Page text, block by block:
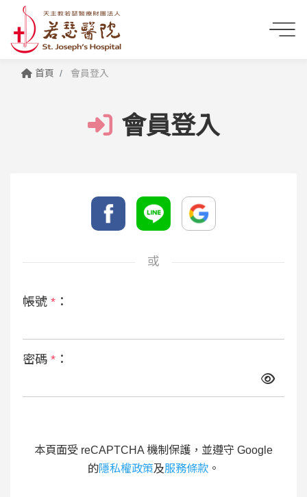
首頁 會員登入
會員登入
或
帳號 * ：
密碼 * ：
本頁面受 reCAPTCHA 機制保護，並遵守 Google
的隱私權政策及服務條款 。